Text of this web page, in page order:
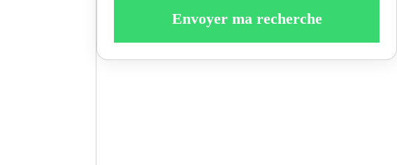
Envoyer ma recherche